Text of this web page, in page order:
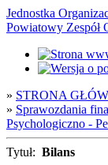
Jednostka
Powiatowy Zespół
» STRONA
» Sprawozdania
Psychologiczno -
Tytuł: Bilans